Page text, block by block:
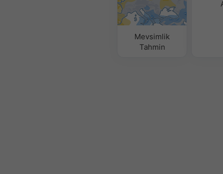
Mevsimlik
Tahmin